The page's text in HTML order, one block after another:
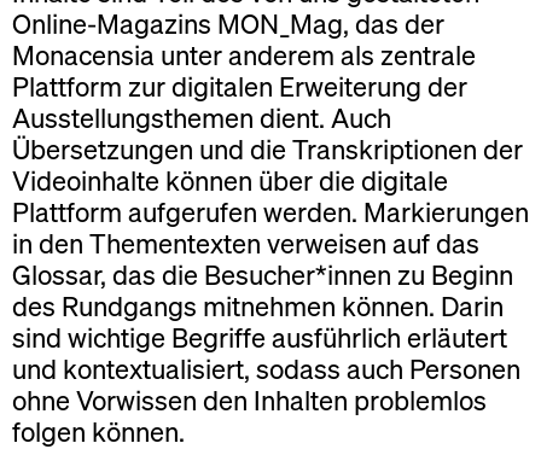
Online-Magazins MON_Mag, das der
Monacensia unter anderem als zentrale
Plattform zur digitalen Erweiterung der
Ausstellungsthemen dient. Auch
Übersetzungen und die Transkriptionen der
Videoinhalte können über die digitale
Plattform aufgerufen werden. Markierungen
in den Thementexten verweisen auf das
Glossar, das die Besucher*innen zu Beginn
des Rundgangs mitnehmen können. Darin
sind wichtige Begriffe ausführlich erläutert
und kontextualisiert, sodass auch Personen
ohne Vorwissen den Inhalten problemlos
folgen können.